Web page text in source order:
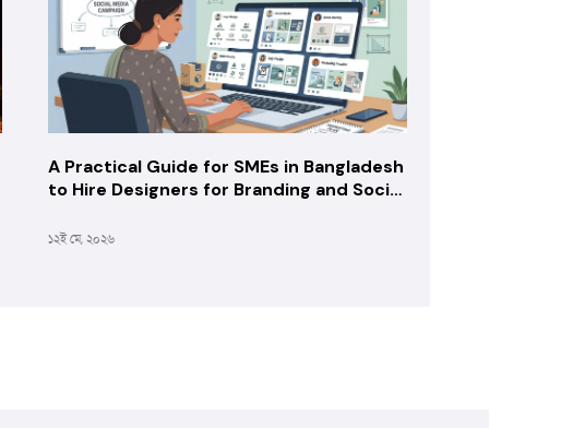
A Practical Guide for SMEs in Bangladesh
to Hire Designers for Branding and Social
১২ই মে, ২০২৬